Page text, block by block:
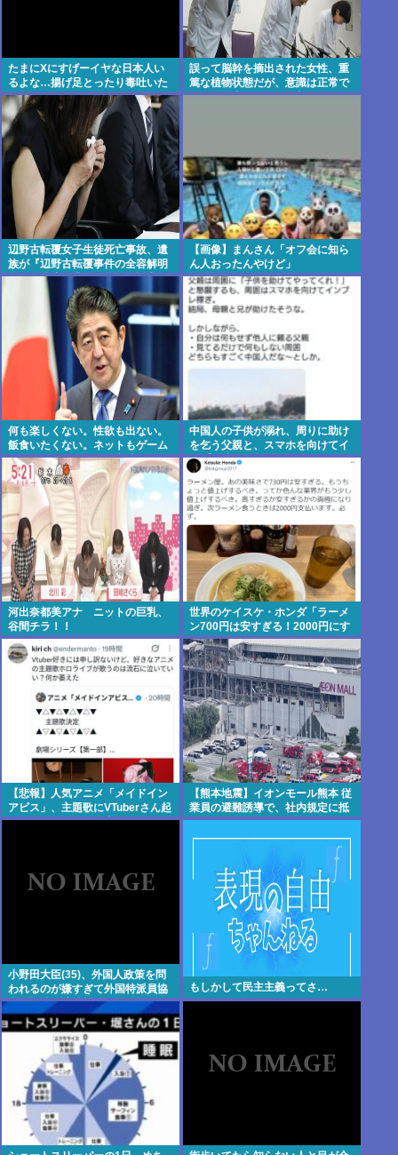
たまにXにすげーイヤな日本人い
るよな…揚げ足とったり毒吐いた
り…
誤って脳幹を摘出された女性、重
篤な植物状態だが、意識は正常で
何かを思考していると判明
辺野古転覆女子生徒死亡事故、遺
族が『辺野古転覆事件の全容解明
と再発防止を求める会』を設立
【画像】まんさん「オフ会に知ら
ん人おったんやけど」
何も楽しくない。性欲も出ない。
飯食いたくない。ネットもゲーム
も飽きた。何をしても意味が無
い。安倍晋三
中国人の子供が溺れ、周りに助け
を乞う父親と、スマホを向けてイ
ンプレ稼ぎの見物人
河出奈都美アナ ニットの巨乳、
谷間チラ！！
世界のケイスケ・ホンダ「ラーメ
ン700円は安すぎる！2000円にす
るべき」
【悲報】人気アニメ「メイドイン
アビス」、主題歌にVTuberさん起
用でまたまたまた炎上www
【熊本地震】イオンモール熊本 従
業員の避難誘導で、社内規定に抵
触か
小野田大臣(35)、外国人政策を問
われるのが嫌すぎて外国特派員協
会の招待を連続拒否www
もしかして民主主義ってさ…